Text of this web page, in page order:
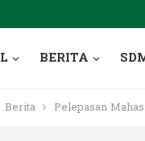
BERITA
Berita Pelepasan